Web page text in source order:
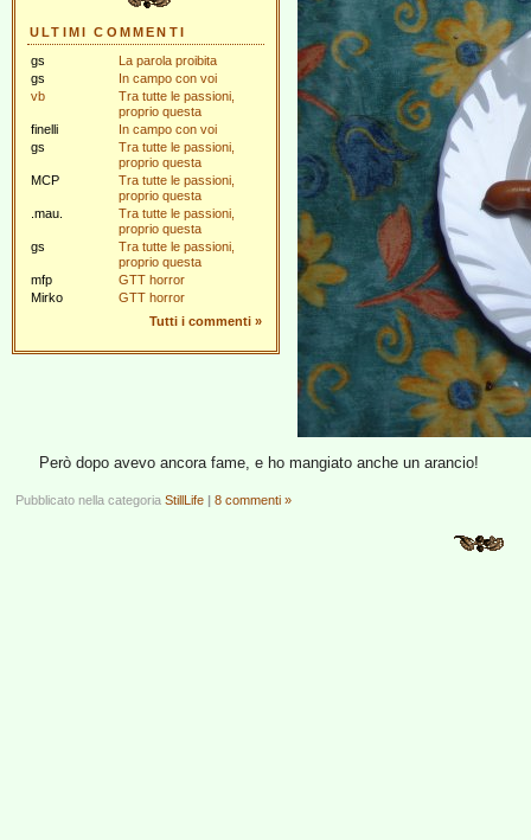
ULTIMI COMMENTI
gs
La parola proibita
gs
In campo con voi
vb
Tra tutte le passioni,
proprio questa
finelli
In campo con voi
gs
Tra tutte le passioni,
proprio questa
MCP
Tra tutte le passioni,
proprio questa
.mau.
Tra tutte le passioni,
proprio questa
gs
Tra tutte le passioni,
proprio questa
mfp
GTT horror
Mirko
GTT horror
Tutti i commenti »
Però dopo avevo ancora fame, e ho mangiato anche un arancio!
Pubblicato nella categoria StillLife | 8 commenti »